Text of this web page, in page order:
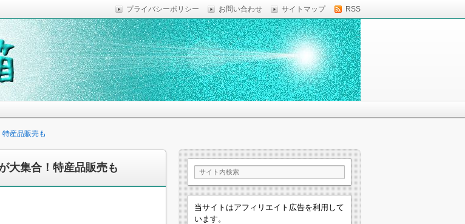
RSS
プライバシーポリシー お問い合わせ サイトマップ
などを気がついた時に綴っています。
産品販売も
大集合！特産品販売も
当サイトはアフィリエイト広告を利用して
います。